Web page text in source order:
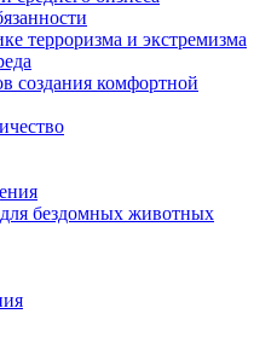
терроризма и экстремизма
создания комфортной
бездомных животных